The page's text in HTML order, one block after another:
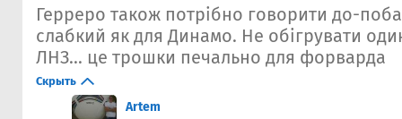
Герреро також потрібно говорити до-
слабкий як для Динамо. Не обігрувати
ЛНЗ... це трошки печально для форварда
Скрыть
Artem